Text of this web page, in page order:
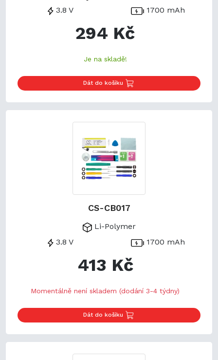
3.8 V
1700 mAh
294 Kč
Je na skladě!
Dát do košíku
CS-CB017
Li-Polymer
3.8 V
1700 mAh
413 Kč
Momentálně není skladem (dodání 3-4 týdny)
Dát do košíku